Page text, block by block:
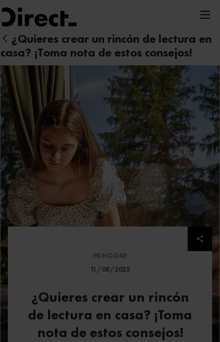
Nota:
este
sitio
web
incluye
un
sistema
de
accesibilidad.
¿Quieres crear un rincón de lectura en
casa? ¡Toma nota de estos consejos!
MI HOGAR
11/08/2025
¿Quieres crear un rincón
de lectura en casa? ¡Toma
nota de estos consejos!